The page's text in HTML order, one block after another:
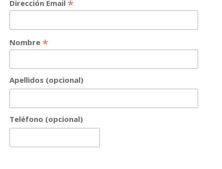
Dirección Email *
Nombre *
Apellidos (opcional)
Teléfono (opcional)